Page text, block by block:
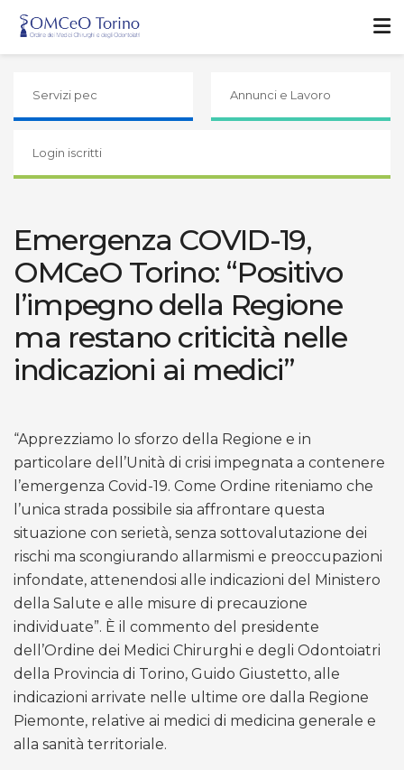
Servizi pec Annunci e Lavoro
Login iscritti
Emergenza COVID-19,
OMCeO Torino: “Positivo
l’impegno della Regione
ma restano criticità nelle
indicazioni ai medici”
“Apprezziamo lo sforzo della Regione e in
particolare dell’Unità di crisi impegnata a contenere
l’emergenza Covid-19. Come Ordine riteniamo che
l’unica strada possibile sia affrontare questa
situazione con serietà, senza sottovalutazione dei
rischi ma scongiurando allarmismi e preoccupazioni
infondate, attenendosi alle indicazioni del Ministero
della Salute e alle misure di precauzione
individuate”. È il commento del presidente
dell’Ordine dei Medici Chirurghi e degli Odontoiatri
della Provincia di Torino, Guido Giustetto, alle
indicazioni arrivate nelle ultime ore dalla Regione
Piemonte, relative ai medici di medicina generale e
alla sanità territoriale.